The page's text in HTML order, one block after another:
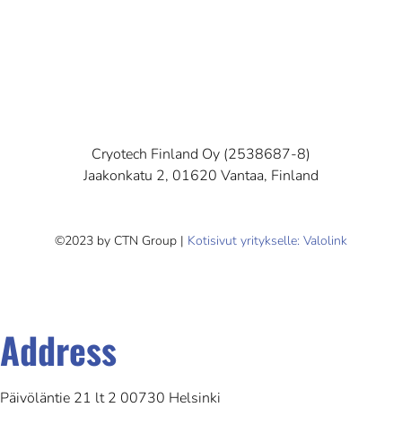
Cryotech Finland Oy (2538687-8)
Jaakonkatu 2, 01620 Vantaa, Finland
©2023 by CTN Group | Kotisivut yritykselle: Valolink
Address
Päivöläntie 21 lt 2 00730 Helsinki